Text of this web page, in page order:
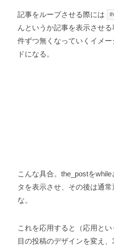
記事をループさせる際には
んというか記事を表示させる
件ずつ無くなっていくイメ
ドになる。
こんな具合。the_postを
タを表示させ、その後は通
な。
これを応用すると（応用と
目の投稿のデザインを変え